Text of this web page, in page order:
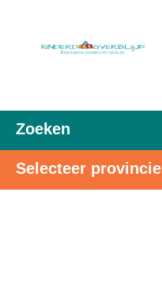
Zoeken
Selecteer provincie